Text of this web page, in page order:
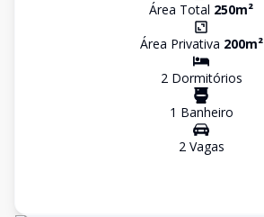
Área Total 250m²
Área Privativa 200m²
2Dormitórios
1 Banheiro
2Vagas